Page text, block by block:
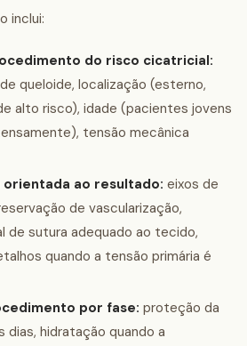
inclui:
do risco cicatricial:
queloide, localização (esterno,
alto risco), idade (pacientes jovens
tensão mecânica
ao resultado: eixos de
de vascularização,
de sutura adequado ao tecido,
quando a tensão primária é
por fase: proteção da
dias, hidratação quando a